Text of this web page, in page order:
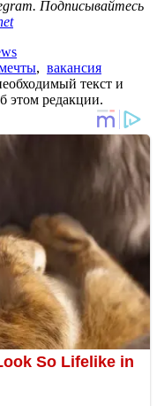
Подписывайтесь
, вакансия
текст и
этом редакции.